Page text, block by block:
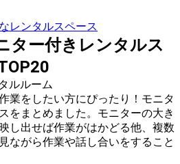
レンタルスペース
ター付きレンタルス
ルルーム
業をしたい方にぴったり！モニタ
をまとめました。モニターの大き
し出せば作業がはかどる他、複数
ながら作業や話し合いをすること